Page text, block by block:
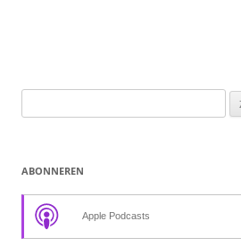
naar:
ABONNEREN
Apple Podcasts